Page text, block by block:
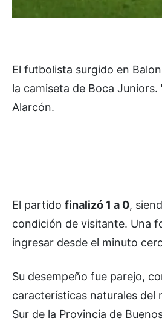
El futbolista surgido en
la camiseta de Boca Juniors.
Alarcón.
El partido finalizó 1 a 0,
condición de visitante. Una
ingresar desde el minuto
Su desempeño fue parejo,
características naturales del
Sur de la Provincia de